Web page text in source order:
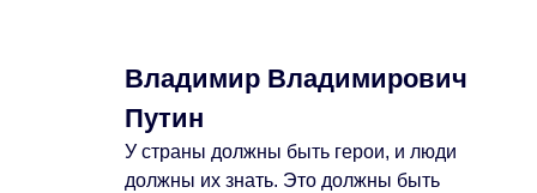
Владимир Владимирович
Путин
У страны должны быть герои, и люди
должны их знать. Это должны быть